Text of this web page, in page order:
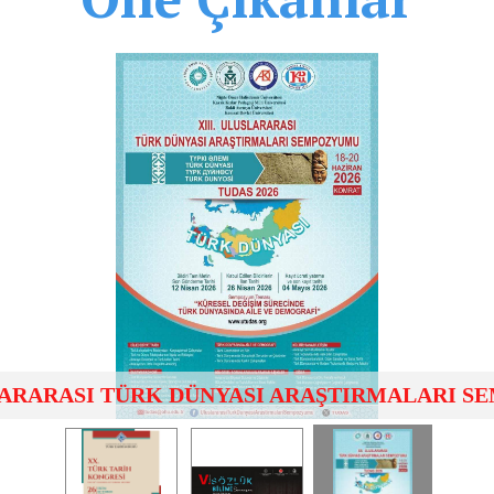
TÜRK DÜNYASI ARAŞTIRMALARI